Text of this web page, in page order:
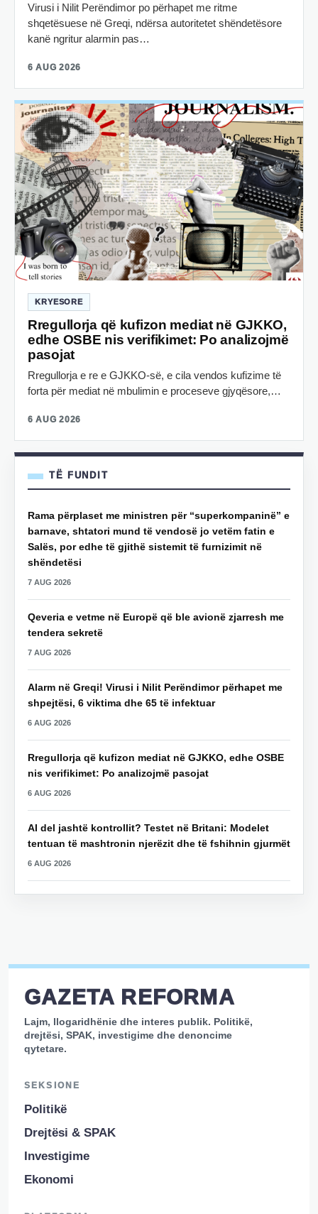
Virusi i Nilit Perëndimor po përhapet me ritme
shqetësuese në Greqi, ndërsa autoritetet shëndetësore
kanë ngritur alarmin pas…
6 AUG 2026
KRYESORE
Rregullorja që kufizon mediat në GJKKO,
edhe OSBE nis verifikimet: Po analizojmë
pasojat
Rregullorja e re e GJKKO-së, e cila vendos kufizime të
forta për mediat në mbulimin e proceseve gjyqësore,…
6 AUG 2026
TË FUNDIT
Rama përplaset me ministren për “superkompaninë” e
barnave, shtatori mund të vendosë jo vetëm fatin e
Salës, por edhe të gjithë sistemit të furnizimit në
shëndetësi
7 AUG 2026
Qeveria e vetme në Europë që ble avionë zjarresh me
tendera sekretë
7 AUG 2026
Alarm në Greqi! Virusi i Nilit Perëndimor përhapet me
shpejtësi, 6 viktima dhe 65 të infektuar
6 AUG 2026
Rregullorja që kufizon mediat në GJKKO, edhe OSBE
nis verifikimet: Po analizojmë pasojat
6 AUG 2026
AI del jashtë kontrollit? Testet në Britani: Modelet
tentuan të mashtronin njerëzit dhe të fshihnin gjurmët
6 AUG 2026
GAZETA REFORMA
Lajm, llogaridhënie dhe interes publik. Politikë,
drejtësi, SPAK, investigime dhe denoncime
qytetare.
SEKSIONE
Politikë
Drejtësi & SPAK
Investigime
Ekonomi